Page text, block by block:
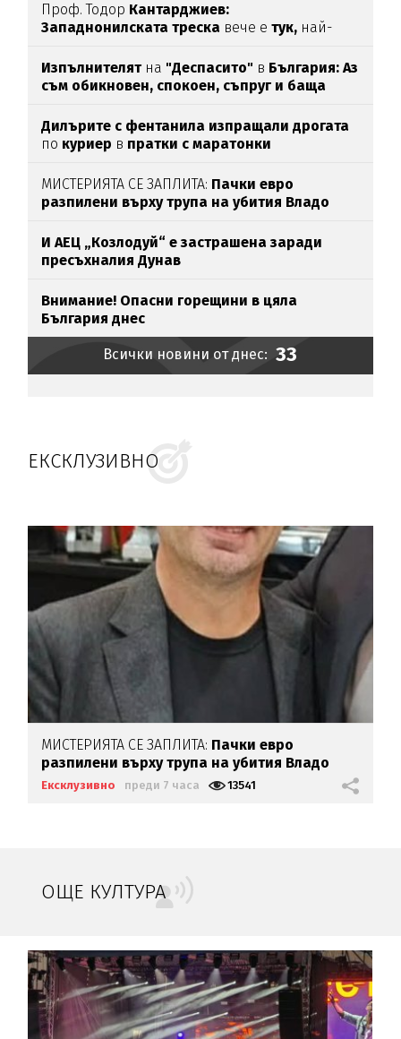
Проф. Тодор Кантарджиев:
Западнонилската треска вече етук, най-
Изпълнителятна "Деспасито" в България: Аз
съм обикновен, спокоен, съпруг и баща
Дилърите с фентанила изпращали дрогата
по куриер в пратки с маратонки
МИСТЕРИЯТА СЕ ЗАПЛИТА: Пачки евро
разпилени върху трупа на убития Владо
И АЕЦ „Козлодуй“ е застрашена заради
пресъхналия Дунав
Внимание! Опасни горещини в цяла
България днес
Всички новини от днес: 33
ЕКСКЛУЗИВНО
МИСТЕРИЯТА СЕ ЗАПЛИТА: Пачки евро
разпилени върху трупа на убития Владо
Загатото
Ексклузивно преди 7 часа 13541
ОЩЕ КУЛТУРА